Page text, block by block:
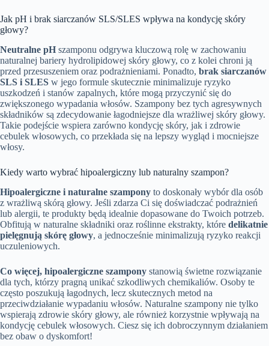
Jak pH i brak siarczanów SLS/SLES wpływa na kondycję skóry
głowy?
Neutralne pH szamponu odgrywa kluczową rolę w zachowaniu
naturalnej bariery hydrolipidowej skóry głowy, co z kolei chroni ją
przed przesuszeniem oraz podrażnieniami. Ponadto, brak siarczanów
SLS i SLES w jego formule skutecznie minimalizuje ryzyko
uszkodzeń i stanów zapalnych, które mogą przyczynić się do
zwiększonego wypadania włosów. Szampony bez tych agresywnych
składników są zdecydowanie łagodniejsze dla wrażliwej skóry głowy.
Takie podejście wspiera zarówno kondycję skóry, jak i zdrowie
cebulek włosowych, co przekłada się na lepszy wygląd i mocniejsze
włosy.
Kiedy warto wybrać hipoalergiczny lub naturalny szampon?
Hipoalergiczne i naturalne szampony to doskonały wybór dla osób
z wrażliwą skórą głowy. Jeśli zdarza Ci się doświadczać podrażnień
lub alergii, te produkty będą idealnie dopasowane do Twoich potrzeb.
Obfitują w naturalne składniki oraz roślinne ekstrakty, które delikatnie
pielęgnują skórę głowy, a jednocześnie minimalizują ryzyko reakcji
uczuleniowych.
Co więcej, hipoalergiczne szampony stanowią świetne rozwiązanie
dla tych, którzy pragną unikać szkodliwych chemikaliów. Osoby te
często poszukują łagodnych, lecz skutecznych metod na
przeciwdziałanie wypadaniu włosów. Naturalne szampony nie tylko
wspierają zdrowie skóry głowy, ale również korzystnie wpływają na
kondycję cebulek włosowych. Ciesz się ich dobroczynnym działaniem
bez obaw o dyskomfort!